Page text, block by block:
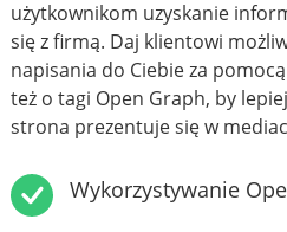
użytkownikom uzyskanie
się z firmą. Daj klientowi
napisania do Ciebie za
też o tagi Open Graph, by
strona prezentuje się w
Wykorzystywanie